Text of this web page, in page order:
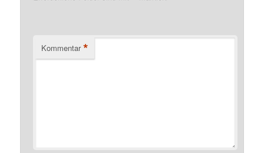
Kommentar *